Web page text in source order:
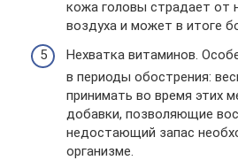
кожа головы страдает от
воздуха и может в итоге
Нехватка витаминов.
в периоды обострения:
принимать во время этих
добавки, позволяющие
недостающий запас
организме.